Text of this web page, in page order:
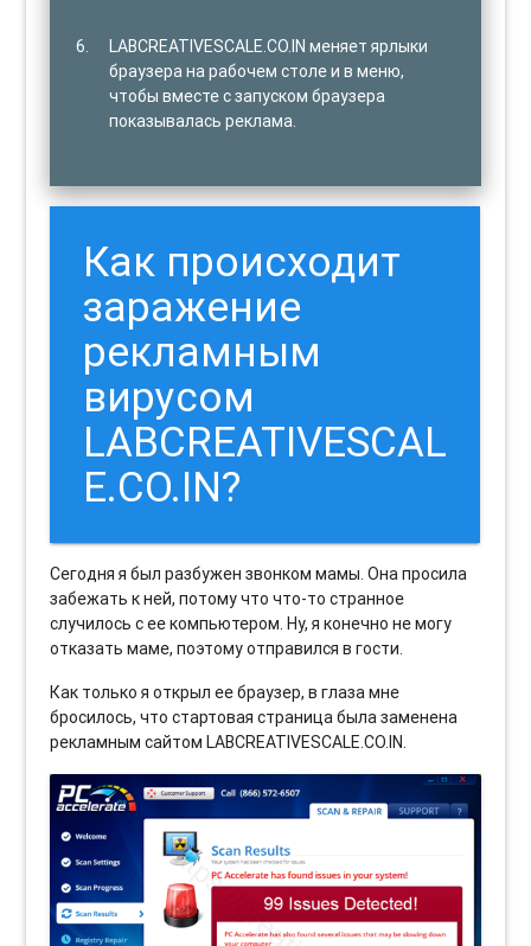
LABCREATIVESCALE.CO.IN меняет ярлыки
браузера на рабочем столе и в меню,
чтобы вместе с запуском браузера
показывалась реклама.
Как происходит
заражение
рекламным
вирусом
LABCREATIVESCAL
E.CO.IN?
Сегодня я был разбужен звонком мамы. Она просила
забежать к ней, потому что что-то странное
случилось с ее компьютером. Ну, я конечно не могу
отказать маме, поэтому отправился в гости.
Как только я открыл ее браузер, в глаза мне
бросилось, что стартовая страница была заменена
рекламным сайтом LABCREATIVESCALE.CO.IN.